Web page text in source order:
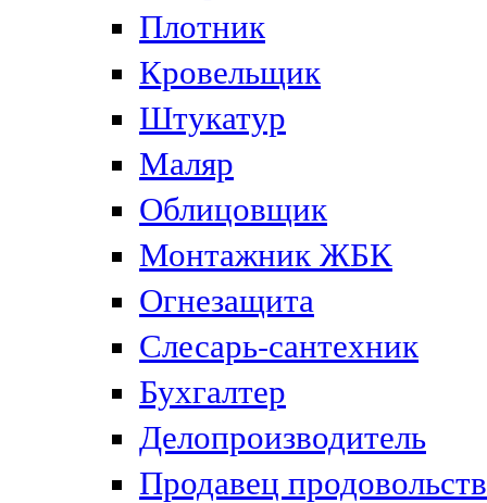
Плотник
Кровельщик
Штукатур
Маляр
Облицовщик
Монтажник ЖБК
Огнезащита
Слесарь-сантехник
Бухгалтер
Делопроизводитель
Продавец